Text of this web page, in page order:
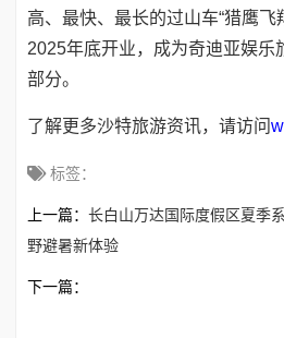
高、最快、最长的过山车“猎鹰飞
2025年底开业，成为奇迪亚娱乐
部分。
了解更多沙特旅游资讯，请访问
标签：
上一篇： 长白山万达国际度假区夏季
野避暑新体验
下一篇：